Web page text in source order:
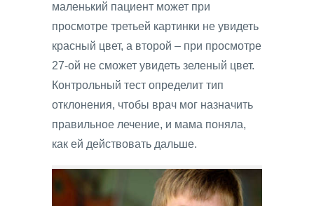
маленький пациент может при
просмотре третьей картинки не увидеть
красный цвет, а второй – при просмотре
27-ой не сможет увидеть зеленый цвет.
Контрольный тест определит тип
отклонения, чтобы врач мог назначить
правильное лечение, и мама поняла,
как ей действовать дальше.